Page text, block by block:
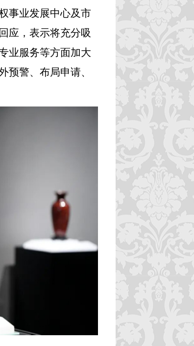
事业发展中心及市
应，表示将充分吸
业服务等方面加大
预警、布局申请、